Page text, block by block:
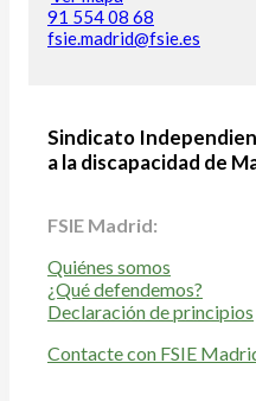
91 554 08 68
fsie.madrid@fsie.es
Sindicato
a la discapacidad de
FSIE Madrid:
Quiénes somos
¿Qué defendemos?
Declaración de principios
Contacte con FSIE